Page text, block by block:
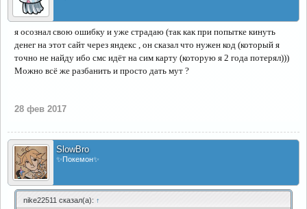
я осознал свою ошибку и уже страдаю (так как при попытке кинуть
денег на этот сайт через яндекс , он сказал что нужен код (который я
точно не найду ибо смс идёт на сим карту (которую я 2 года потерял)))
Можно всё же разбанить и просто дать мут ?
28 фев 2017
SlowBro
✨Покемон✨
nike22511 сказал(а): ↑